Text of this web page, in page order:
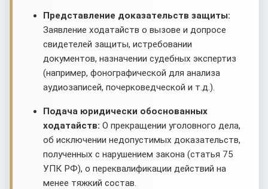
Представление доказательств защиты:
Заявление ходатайств о вызове и допросе
свидетелей защиты, истребовании
документов, назначении судебных экспертиз
(например, фонографической для анализа
аудиозаписей, почерковедческой и т.д.).
Подача юридически обоснованных
ходатайств: О прекращении уголовного дела,
об исключении недопустимых доказательств,
полученных с нарушением закона (статья 75
УПК РФ), о переквалификации действий на
менее тяжкий состав.